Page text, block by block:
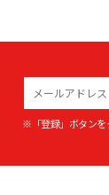
※「登録」ボタンを